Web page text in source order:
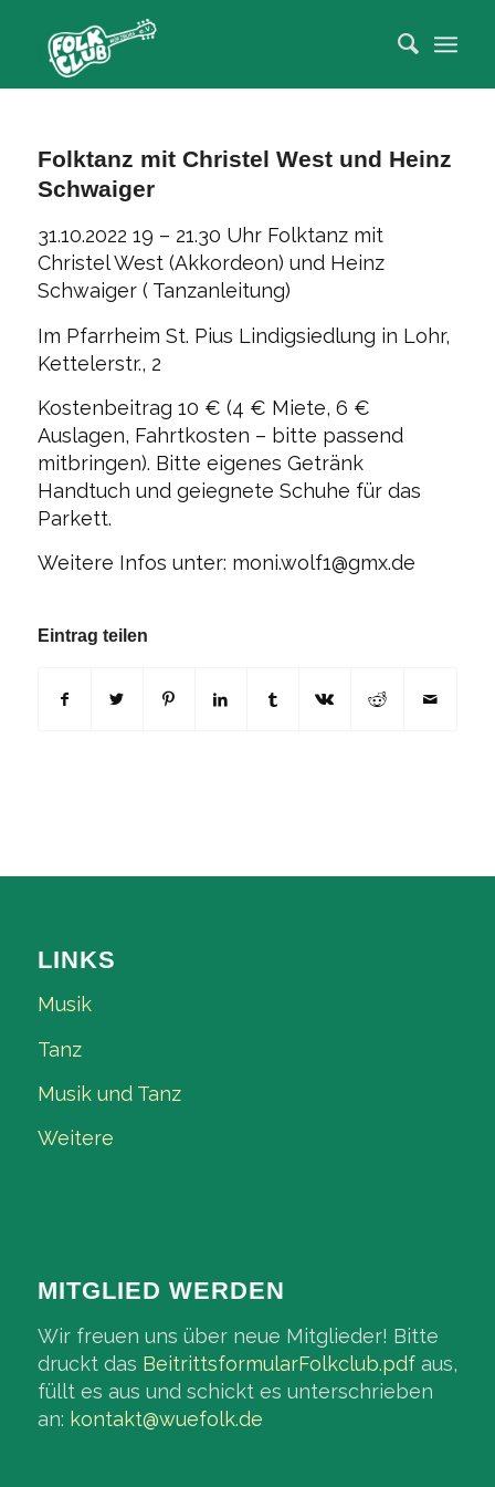
springen
Folktanz mit Christel West und Heinz
Schwaiger
31.10.2022 19 – 21.30 Uhr Folktanz mit
Christel West (Akkordeon) und Heinz
Schwaiger ( Tanzanleitung)
Im Pfarrheim St. Pius Lindigsiedlung in Lohr,
Kettelerstr., 2
Kostenbeitrag 10 € (4 € Miete, 6 €
Auslagen, Fahrtkosten – bitte passend
mitbringen). Bitte eigenes Getränk
Handtuch und geiegnete Schuhe für das
Parkett.
Weitere Infos unter: moni.wolf1@gmx.de
Eintrag teilen
LINKS
Musik
Tanz
Musik und Tanz
Weitere
MITGLIED WERDEN
Wir freuen uns über neue Mitglieder! Bitte
druckt das BeitrittsformularFolkclub.pdfaus,
füllt es aus und schickt es unterschrieben
an: kontakt@wuefolk.de